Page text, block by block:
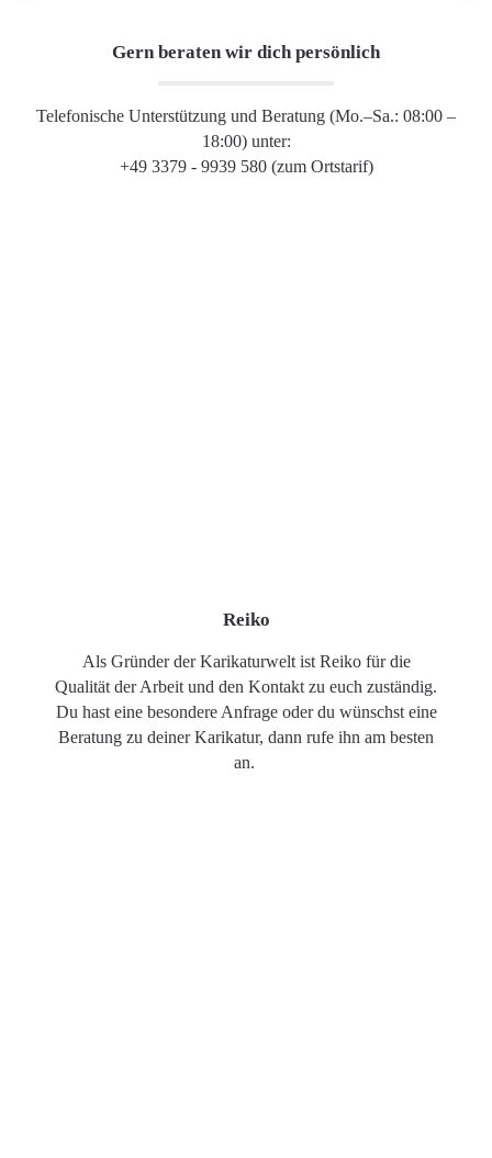
Gern beraten wir dich persönlich
Telefonische Unterstützung und Beratung (Mo.–Sa.: 08:00 –
18:00) unter:
+49 3379 - 9939 580 (zum Ortstarif)
Reiko
Als Gründer der Karikaturwelt ist Reiko für die
Qualität der Arbeit und den Kontakt zu euch zuständig.
Du hast eine besondere Anfrage oder du wünschst eine
Beratung zu deiner Karikatur, dann rufe ihn am besten
an.